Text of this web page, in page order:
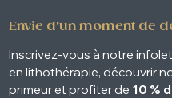
Envie d'un moment de
Inscrivez-vous à notre
en lithothérapie, découvrir
primeur et profiter de 10 %